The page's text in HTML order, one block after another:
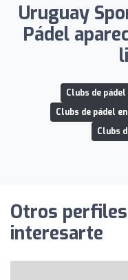
Uruguay
Pádel
Clubs de
Clubs de pádel
Clubs
Otros
interesarte